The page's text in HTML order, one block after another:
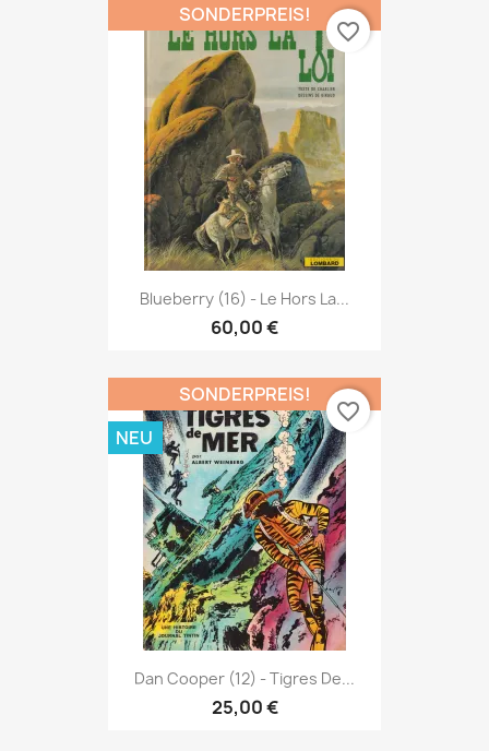
Blueberry (16) - Le Hors La...
60,00 €
SONDERPREIS!
favorite_border
Dan Cooper (12) - Tigres De...
25,00 €
SONDERPREIS!
NEU
favorite_border